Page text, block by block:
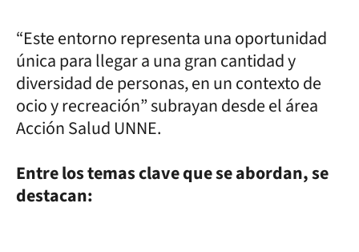
“Este entorno representa una oportunidad
única para llegar a una gran cantidad y
diversidad de personas, en un contexto de
ocio y recreación” subrayan desde el área
Acción Salud UNNE.
Entre los temas clave que se abordan, se
destacan: